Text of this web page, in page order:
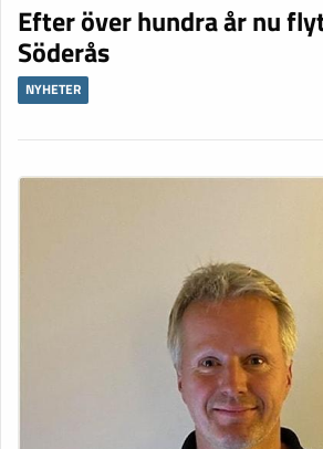
Efter över hundra år nu
Söderås
NYHETER